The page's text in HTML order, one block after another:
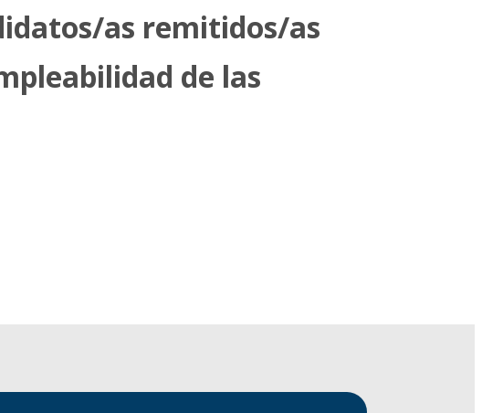
as remitidos/as
de las